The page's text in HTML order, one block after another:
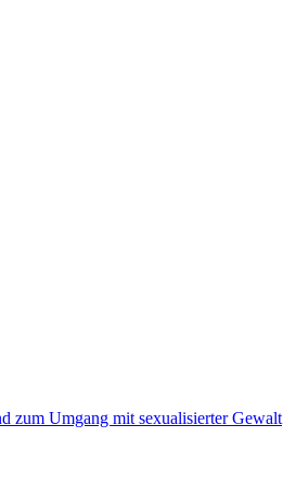
zum Umgang mit sexualisierter Gewalt